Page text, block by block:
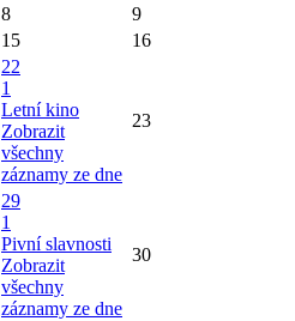
8
9
15 16
22
1
Letní kino
Zobrazit
všechny
záznamy ze dne
23
29
1
Pivní slavnosti
Zobrazit
všechny
záznamy ze dne
30